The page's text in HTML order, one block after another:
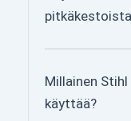
Millainen Stihl
käyttää?